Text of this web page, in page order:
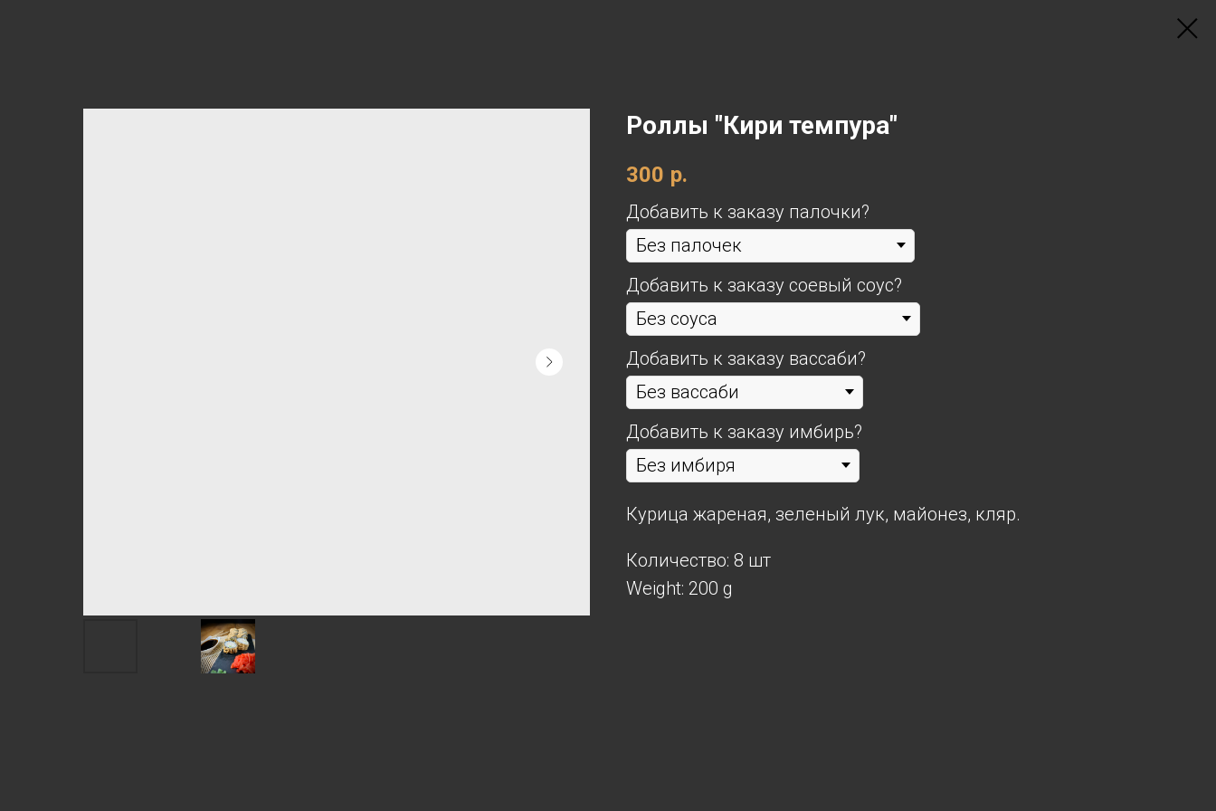
Роллы "Кири темпура"
300 р.
Добавить к заказу палочки?
Добавить к заказу соевый соус?
Добавить к заказу вассаби?
Добавить к заказу имбирь?
Курица жареная, зеленый лук, майонез, кляр.
Количество: 8 шт
Weight: 200 g